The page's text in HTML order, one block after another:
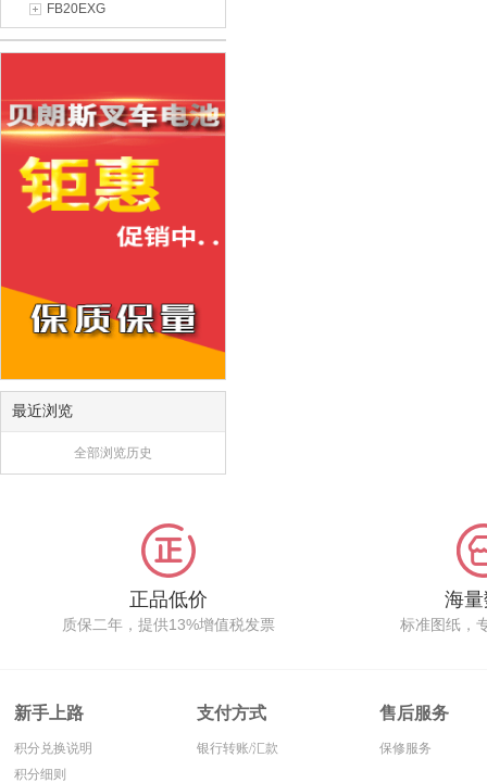
FB20EXG
最近浏览
全部浏览历史
正品低价
质保二年，提供13%增值税发票
海
标准图纸，
新手上路
积分兑换说明
积分细则
支付方式
银行转账/汇款
售后服务
保修服务